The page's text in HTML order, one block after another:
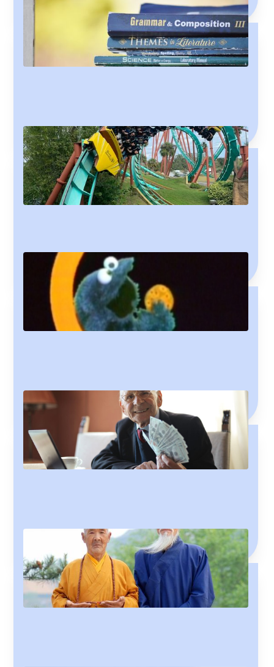
grammar way too early. Learn grammar the right way.
Hafa vs. búinn
Have you learned when to use 'búinn' for 'have' yet?
Svo and þá
First I woke up, then I ate breakfast, and THEN you show
up to read this article!
The Genitive Case and Possession
Learn how genitive nouns differ from pronoun possessors
and fulfil your life's purpose of learning all the Icelandic!
Endilega
Endilega is the tao of Icelandic: impossible to define or
even explain. That doesn't stop us trying, though!
Til vs. í / á